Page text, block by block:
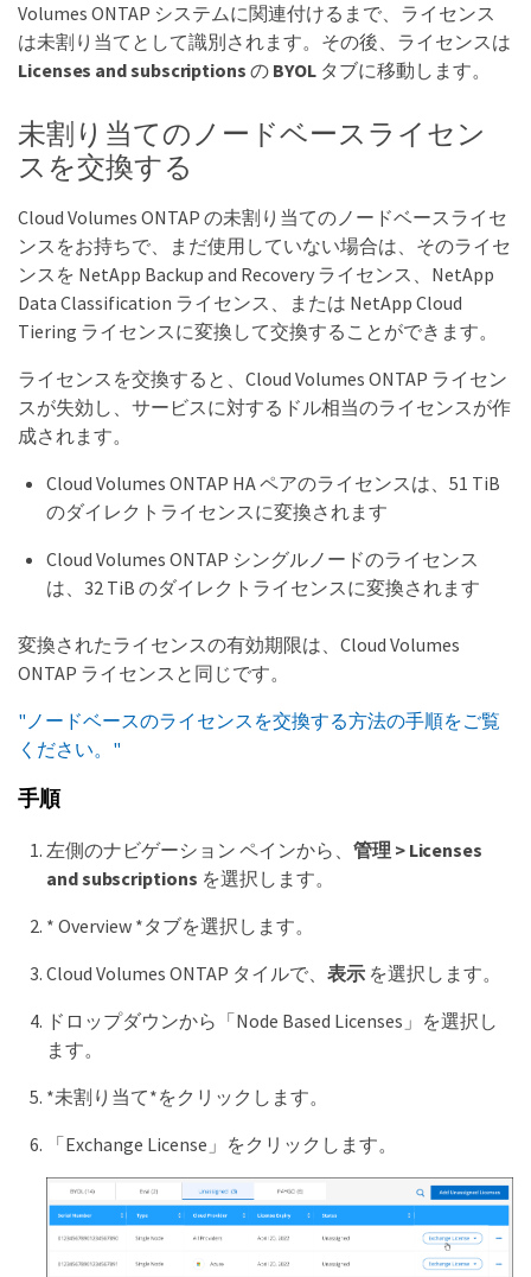
Volumes ONTAP システムに関連付けるまで、ライセンス
は未割り当てとして識別されます。その後、ライセンスは
Licenses and subscriptions の BYOLタブに移動します。
未割り当てのノードベースライセン
スを交換する
Cloud Volumes ONTAP の未割り当てのノードベースライセ
ンスをお持ちで、まだ使用していない場合は、そのライセ
ンスを NetApp Backup and Recovery ライセンス、NetApp
Data Classification ライセンス、または NetApp Cloud
Tiering ライセンスに変換して交換することができます。
ライセンスを交換すると、Cloud Volumes ONTAP ライセン
スが失効し、サービスに対するドル相当のライセンスが作
成されます。
Cloud Volumes ONTAP HA ペアのライセンスは、51 TiB
のダイレクトライセンスに変換されます
Cloud Volumes ONTAP シングルノードのライセンス
は、32 TiB のダイレクトライセンスに変換されます
変換されたライセンスの有効期限は、Cloud Volumes
ONTAP ライセンスと同じです。
"ノードベースのライセンスを交換する方法の手順をご覧
ください。"
手順
左側のナビゲーション ペインから、 管理 > Licenses
and subscriptions を選択します。
* Overview *タブを選択します。
Cloud Volumes ONTAP タイルで、 表示を選択します。
ドロップダウンから「Node Based Licenses」を選択し
ます。
*未割り当て*をクリックします。
「Exchange License」をクリックします。